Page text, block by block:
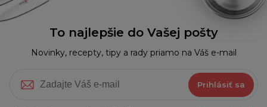
To najlepšie do Vašej pošty
Novinky, recepty, tipy a rady priamo na Váš e-mail
Prihlásiť sa